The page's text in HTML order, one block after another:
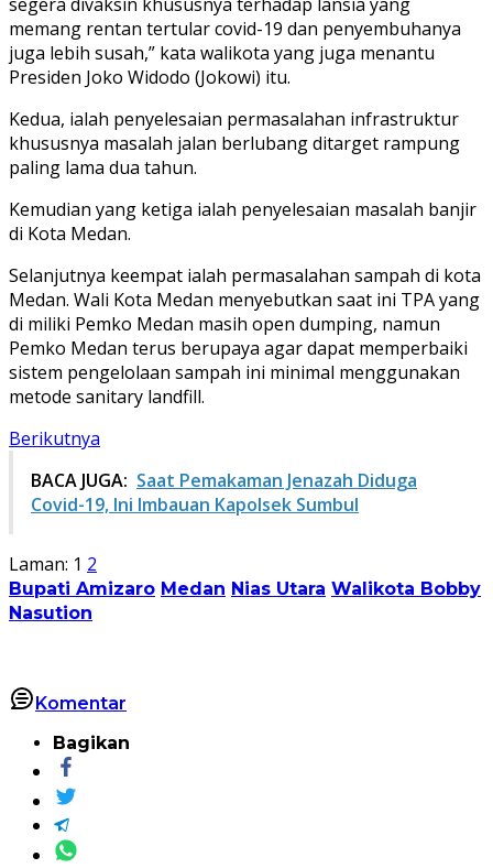
memang rentan tertular covid-19 dan penyembuhanya
juga lebih susah,” kata walikota yang juga menantu
Presiden Joko Widodo (Jokowi) itu.
Kedua, ialah penyelesaian permasalahan infrastruktur
khususnya masalah jalan berlubang ditarget rampung
paling lama dua tahun.
Kemudian yang ketiga ialah penyelesaian masalah banjir
di Kota Medan.
Selanjutnya keempat ialah permasalahan sampah di kota
Medan. Wali Kota Medan menyebutkan saat ini TPA yang
di miliki Pemko Medan masih open dumping, namun
Pemko Medan terus berupaya agar dapat memperbaiki
sistem pengelolaan sampah ini minimal menggunakan
metode sanitary landfill.
Berikutnya
BACA JUGA: Saat Pemakaman Jenazah Diduga
Covid-19, Ini Imbauan Kapolsek Sumbul
Laman: 1 2
Bupati Amizaro Medan Nias Utara Walikota Bobby
Nasution
Komentar
Bagikan